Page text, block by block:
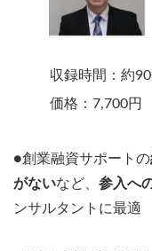
収録時間：約
価格：7,700円
●創業融資サポートの
がないなど、 参入へ
ンサルタントに最適